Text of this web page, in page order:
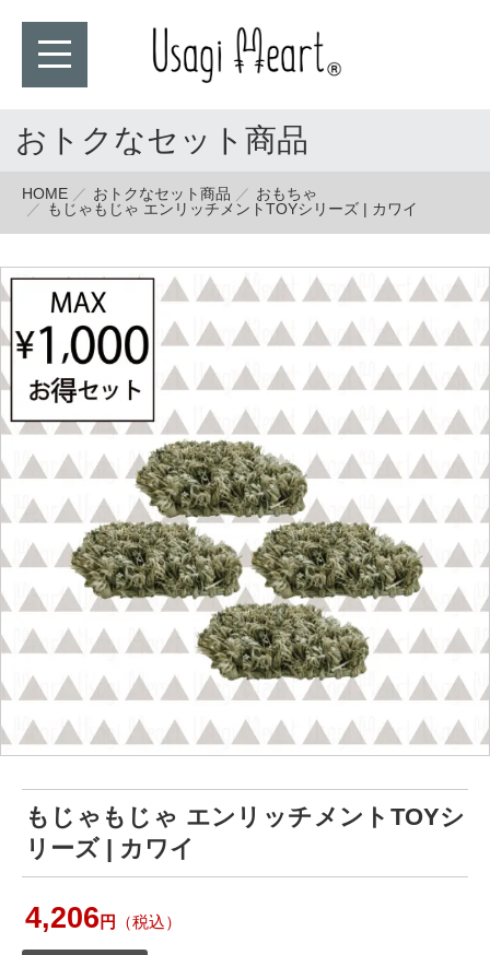
おトクなセット商品
HOME おトクなセット商品
おもちゃ
もじゃもじゃ エンリッチメントTOYシリーズ | カワイ
もじゃもじゃ エンリッチメントTOYシ
リーズ | カワイ
4,206 円 （税込）